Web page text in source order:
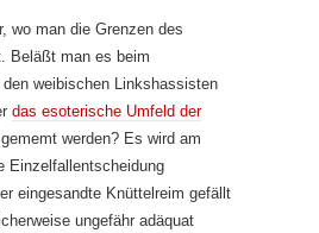
wo man die Grenzen des
Beläßt man es beim
weibischen Linkshassisten
das esoterische Umfeld der
werden? Es wird am
Einzelfallentscheidung
eingesandte Knüttelreim gefällt
ungefähr adäquat